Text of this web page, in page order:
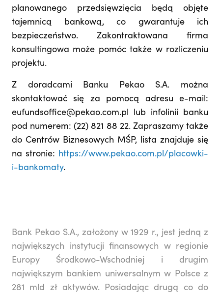
planowanego przedsięwzięcia będą objęte
tajemnicą bankową, co gwarantuje ich
bezpieczeństwo. Zakontraktowana firma
konsultingowa może pomóc także w rozliczeniu
projektu.
Z doradcami Banku Pekao S.A. można
skontaktować się za pomocą adresu e-mail:
eufundsoffice@pekao.com.pl lub infolinii banku
pod numerem: (22) 821 88 22. Zapraszamy także
do Centrów Biznesowych MŚP, lista znajduje się
na stronie: https://www.pekao.com.pl/placowki-
i-bankomaty.
Bank Pekao S.A., założony w 1929 r., jest jedną z
największych instytucji finansowych w regionie
Europy Środkowo-Wschodniej i drugim
największym bankiem uniwersalnym w Polsce z
281 mld zł aktywów. Posiadając drugą co do